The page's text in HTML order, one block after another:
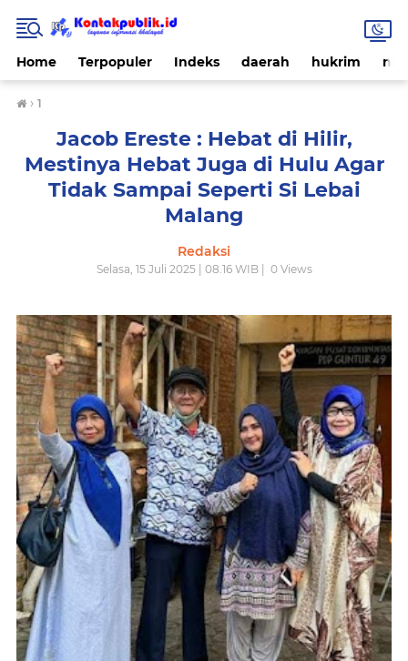
Home Terpopuler Indeks daerah hukrim
› 1
Jacob Ereste : Hebat di Hilir,
Mestinya Hebat Juga di Hulu Agar
Tidak Sampai Seperti Si Lebai
Malang
Redaksi
Selasa, 15 Juli 2025 | 08.16 WIB | 0Views